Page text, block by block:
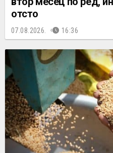
отсто
07.08.2026. 16:36